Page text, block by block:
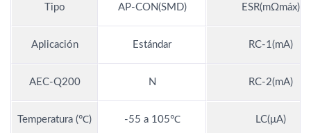
Tipo AP-CON(SMD) ESR(mΩmáx)
Aplicación Estándar RC-1(mA)
AEC-Q200 N RC-2(mA)
Temperatura (℃) -55 a 105℃ LC(μA)